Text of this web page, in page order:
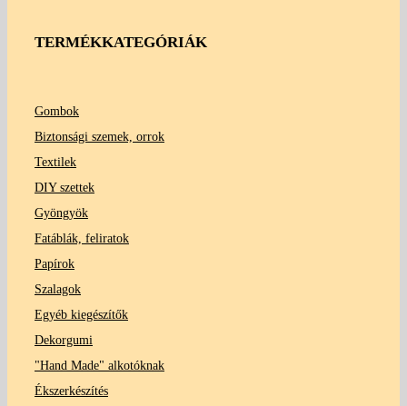
TERMÉKKATEGÓRIÁK
Gombok
Biztonsági szemek, orrok
Textilek
DIY szettek
Gyöngyök
Fatáblák, feliratok
Papírok
Szalagok
Egyéb kiegészítők
Dekorgumi
"Hand Made" alkotóknak
Ékszerkészítés